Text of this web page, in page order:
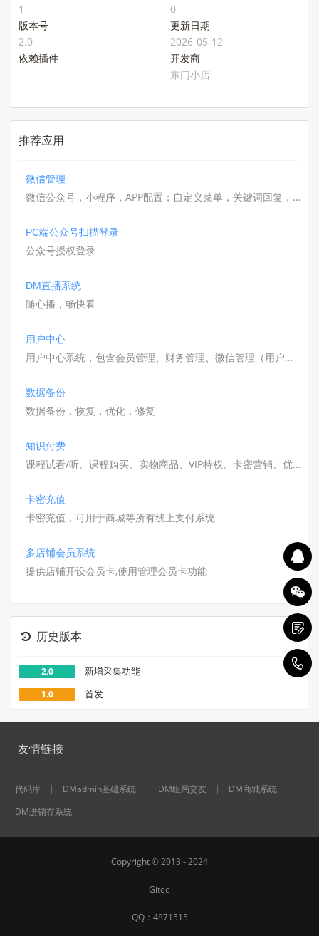
1
0
版本号
2.0
更新日期
2026-05-12
依赖插件
开发商
东门小店
推荐应用
微信管理
微信公众号，小程序，APP配置；自定义菜单，关键词回复，
PC端公众号扫描登录
公众号授权登录
DM直播系统
随心播，畅快看
用户中心
用户中心系统，包含会员管理、财务管理、微信管理（用户授
数据备份
数据备份，恢复，优化，修复
知识付费
课程试看/听、课程购买、实物商品、VIP特权、卡密营销、优
一站式搭建知识付费平台，助力内容快速变现。
卡密充值
卡密充值，可用于商城等所有线上支付系统
多店铺会员系统
提供店铺开设会员卡,使用管理会员卡功能
历史版本
2.0 新增采集功能
1.0 首发
友情链接
代码库 DMadmin基础系统 DM组局交友
DM商城系统
DM进销存系统
Copyright © 2013 - 2024
Gitee
QQ： 4871515